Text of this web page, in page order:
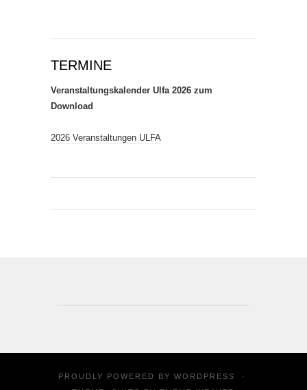
TERMINE
Veranstaltungskalender Ulfa 2026 zum
Download
2026 Veranstaltungen ULFA
PROUDLY POWERED BY WORDPRESS
·